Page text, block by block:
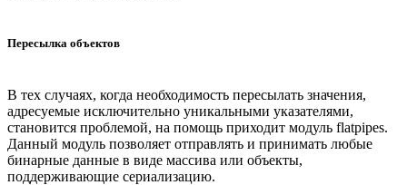
Пересылка объектов
В тех случаях, когда необходимость пересылать значения,
адресуемые исключительно уникальными указателями,
становится проблемой, на помощь приходит модуль flatpipes.
Данный модуль позволяет отправлять и принимать любые
бинарные данные в виде массива или объекты,
поддерживающие сериализацию.